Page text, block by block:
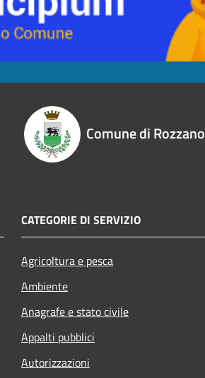
Comune di Rozzano
CATEGORIE DI SERVIZIO
Agricoltura e pesca
Ambiente
Anagrafe e stato civile
Appalti pubblici
Autorizzazioni